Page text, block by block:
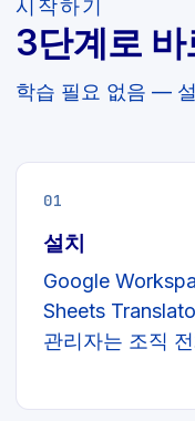
시작하기
3단계로 바
학습 필요 없음 —
01
설치
Google
Sheets
관리자는 조직